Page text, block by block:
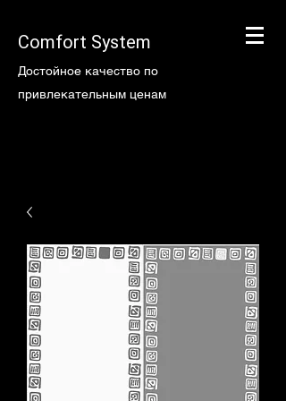
Comfort System
Достойное качество по
привлекательным ценам